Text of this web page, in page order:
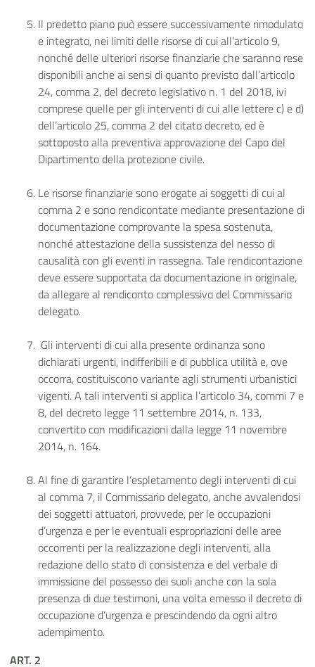
Il predetto piano può essere successivamente rimodulato
e integrato, nei limiti delle risorse di cui all’articolo 9,
nonché delle ulteriori risorse finanziarie che saranno rese
disponibili anche ai sensi di quanto previsto dall’articolo
24, comma 2, del decreto legislativo n. 1 del 2018, ivi
comprese quelle per gli interventi di cui alle lettere c) e d)
dell’articolo 25, comma 2 del citato decreto, ed è
sottoposto alla preventiva approvazione del Capo del
Dipartimento della protezione civile.
Le risorse finanziarie sono erogate ai soggetti di cui al
comma 2 e sono rendicontate mediante presentazione di
documentazione comprovante la spesa sostenuta,
nonché attestazione della sussistenza del nesso di
causalità con gli eventi in rassegna. Tale rendicontazione
deve essere supportata da documentazione in originale,
da allegare al rendiconto complessivo del Commissario
delegato.
Gli interventi di cui alla presente ordinanza sono
dichiarati urgenti, indifferibili e di pubblica utilità e, ove
occorra, costituiscono variante agli strumenti urbanistici
vigenti. A tali interventi si applica l’articolo 34, commi 7 e
8, del decreto legge 11 settembre 2014, n. 133,
convertito con modificazioni dalla legge 11 novembre
2014, n. 164.
Al fine di garantire l’espletamento degli interventi di cui
al comma 7, il Commissario delegato, anche avvalendosi
dei soggetti attuatori, provvede, per le occupazioni
d’urgenza e per le eventuali espropriazioni delle aree
occorrenti per la realizzazione degli interventi, alla
redazione dello stato di consistenza e del verbale di
immissione del possesso dei suoli anche con la sola
presenza di due testimoni, una volta emesso il decreto di
occupazione d’urgenza e prescindendo da ogni altro
adempimento.
ART. 2